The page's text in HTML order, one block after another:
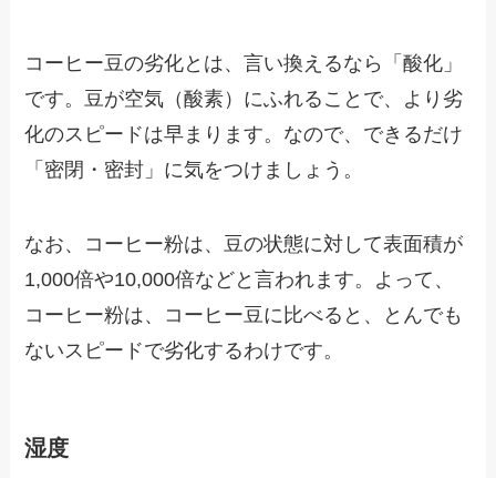
コーヒー豆の劣化とは、言い換えるなら「酸化」
です。豆が空気（酸素）にふれることで、より劣
化のスピードは早まります。なので、できるだけ
「密閉・密封」に気をつけましょう。
なお、コーヒー粉は、豆の状態に対して表面積が
1,000倍や10,000倍などと言われます。よって、
コーヒー粉は、コーヒー豆に比べると、とんでも
ないスピードで劣化するわけです。
湿度